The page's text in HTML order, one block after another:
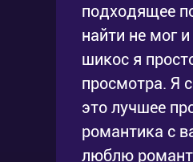
подходящее
найти не мог
шикос я
просмотра. Я
это лучшее
романтика с
люблю